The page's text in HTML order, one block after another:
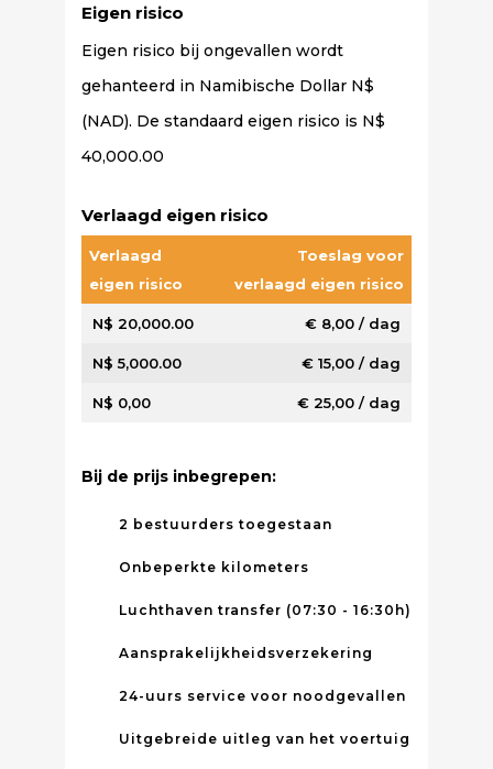
Eigen risico
Eigen risico bij ongevallen wordt
gehanteerd in Namibische Dollar N$
(NAD). De standaard eigen risico is N$
40,000.00
Verlaagd eigen risico
Verlaagd
eigen risico
Toeslag voor
verlaagd eigen risico
N$ 20,000.00 € 8,00 / dag
N$ 5,000.00 € 15,00 / dag
N$ 0,00 € 25,00 / dag
Bij de prijs inbegrepen:
2 bestuurders toegestaan
Onbeperkte kilometers
Luchthaven transfer (07:30 - 16:30h)
Aansprakelijkheidsverzekering
24-uurs service voor noodgevallen
Uitgebreide uitleg van het voertuig